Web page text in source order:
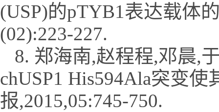
(USP)的pTYB1表达载体
(02):223-227.
8. 郑海南,赵程程,邓晨,
chUSP1 His594Ala突变
报,2015,05:745-750.